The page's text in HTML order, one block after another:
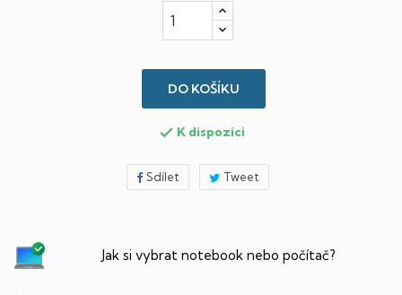
DO KOŠÍKU
 K dispozici
Sdílet Tweet
Jak si vybrat notebook nebo počítač?